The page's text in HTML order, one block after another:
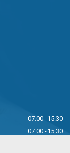
07.00 - 15.30
07.00 - 15.30